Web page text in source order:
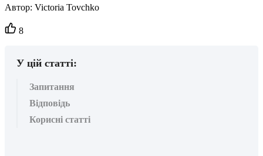
Автор: Victoria Tovchko
Кількість
вподобайок:
8
У цій статті:
Запитання
Відповідь
Корисні статті